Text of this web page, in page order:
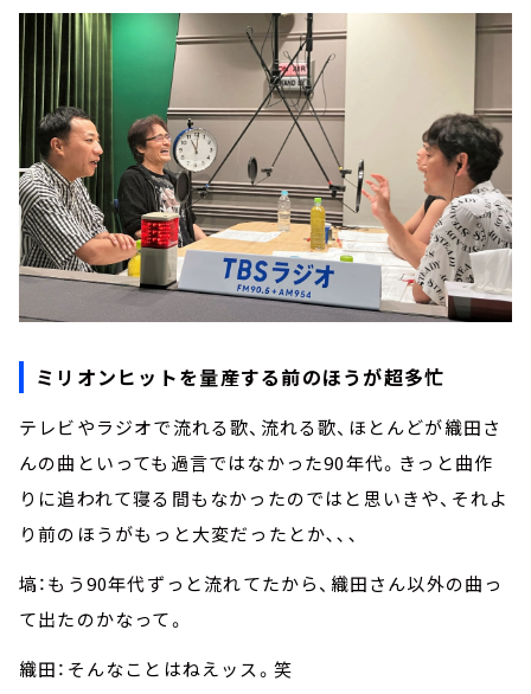
ミリオンヒットを量産する前のほうが超多忙
テレビやラジオで流れる歌、流れる歌、ほとんどが織田さ
んの曲といっても過言ではなかった90年代。きっと曲作
りに追われて寝る間もなかったのではと思いきや、それよ
り前のほうがもっと大変だったとか､､､
塙：もう90年代ずっと流れてたから、織田さん以外の曲っ
て出たのかなって。
織田：そんなことはねえッス。笑